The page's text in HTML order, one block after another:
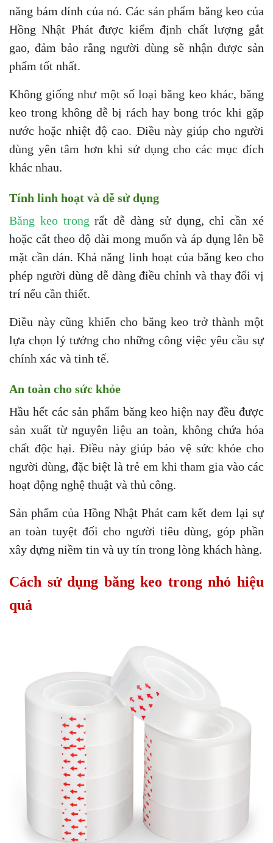
năng bám dính của nó. Các sản phẩm băng keo của
Hồng Nhật Phát được kiểm định chất lượng gắt
gao, đảm bảo rằng người dùng sẽ nhận được sản
phẩm tốt nhất.
Không giống như một số loại băng keo khác, băng
keo trong không dễ bị rách hay bong tróc khi gặp
nước hoặc nhiệt độ cao. Điều này giúp cho người
dùng yên tâm hơn khi sử dụng cho các mục đích
khác nhau.
Tính linh hoạt và dễ sử dụng
Băng keo trong rất dễ dàng sử dụng, chỉ cần xé
hoặc cắt theo độ dài mong muốn và áp dụng lên bề
mặt cần dán. Khả năng linh hoạt của băng keo cho
phép người dùng dễ dàng điều chỉnh và thay đổi vị
trí nếu cần thiết.
Điều này cũng khiến cho băng keo trở thành một
lựa chọn lý tưởng cho những công việc yêu cầu sự
chính xác và tinh tế.
An toàn cho sức khỏe
Hầu hết các sản phẩm băng keo hiện nay đều được
sản xuất từ nguyên liệu an toàn, không chứa hóa
chất độc hại. Điều này giúp bảo vệ sức khỏe cho
người dùng, đặc biệt là trẻ em khi tham gia vào các
hoạt động nghệ thuật và thủ công.
Sản phẩm của Hồng Nhật Phát cam kết đem lại sự
an toàn tuyệt đối cho người tiêu dùng, góp phần
xây dựng niềm tin và uy tín trong lòng khách hàng.
Cách sử dụng băng keo trong nhỏ hiệu
quả